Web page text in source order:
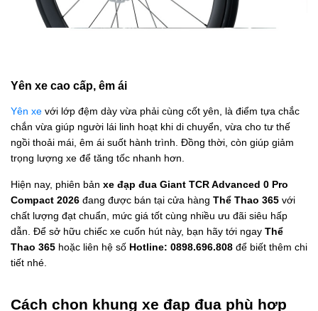
Yên xe cao cấp, êm ái
Yên xe với lớp đệm dày vừa phải cùng cốt yên, là điểm tựa chắc
chắn vừa giúp người lái linh hoạt khi di chuyển, vừa cho tư thế
ngồi thoải mái, êm ái suốt hành trình. Đồng thời, còn giúp giảm
trọng lượng xe để tăng tốc nhanh hơn.
Hiện nay, phiên bản xe đạp đua Giant TCR Advanced 0 Pro
Compact 2026 đang được bán tại cửa hàng Thể Thao 365 với
chất lượng đạt chuẩn, mức giá tốt cùng nhiều ưu đãi siêu hấp
dẫn. Để sở hữu chiếc xe cuốn hút này, bạn hãy tới ngay Thể
Thao 365 hoặc liên hệ số Hotline: 0898.696.808 để biết thêm chi
tiết nhé.
Cách chọn khung xe đạp đua phù hợp